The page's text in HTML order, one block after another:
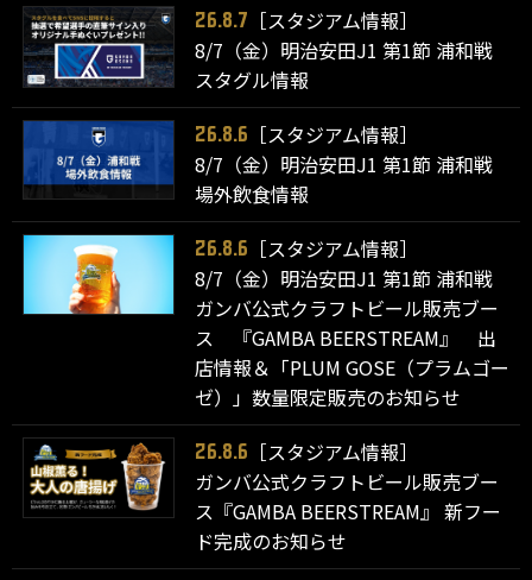
26.8.7
［スタジアム情報］
8/7（金）明治安田J1 第1節 浦和戦
スタグル情報
26.8.6
［スタジアム情報］
8/7（金）明治安田J1 第1節 浦和戦
場外飲食情報
26.8.6
［スタジアム情報］
8/7（金）明治安田J1 第1節 浦和戦
ガンバ公式クラフトビール販売ブー
ス 『GAMBA BEERSTREAM』 出
店情報＆「PLUM GOSE（プラムゴー
ゼ）」数量限定販売のお知らせ
26.8.6
［スタジアム情報］
ガンバ公式クラフトビール販売ブー
ス『GAMBA BEERSTREAM』 新フー
ド完成のお知らせ